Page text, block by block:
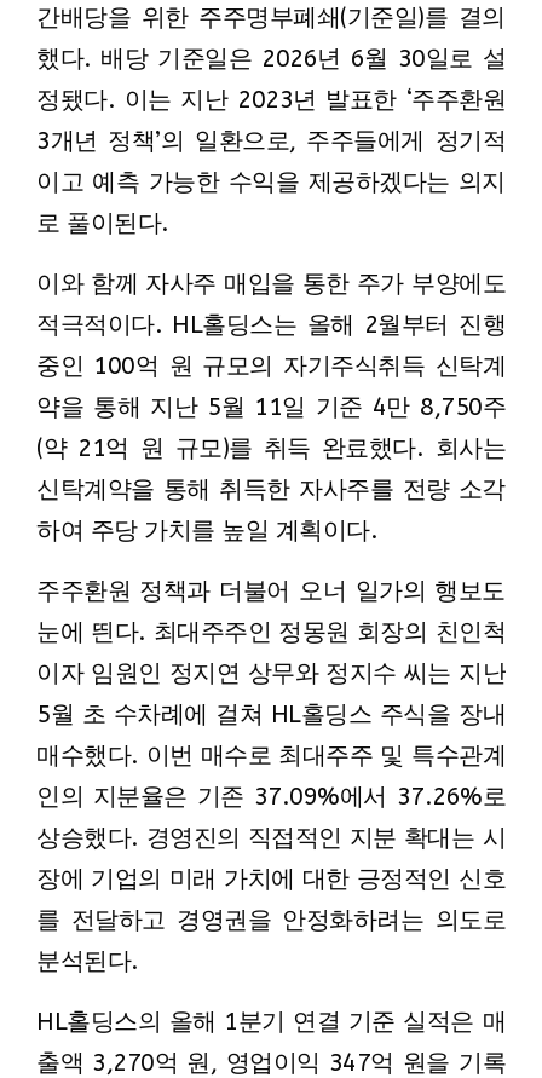
간배당을 위한 주주명부폐쇄(기준일)를 결의
했다. 배당 기준일은 2026년 6월 30일로 설
정됐다. 이는 지난 2023년 발표한 ‘주주환원
3개년 정책’의 일환으로, 주주들에게 정기적
이고 예측 가능한 수익을 제공하겠다는 의지
로 풀이된다.
이와 함께 자사주 매입을 통한 주가 부양에도
적극적이다. HL홀딩스는 올해 2월부터 진행
중인 100억 원 규모의 자기주식취득 신탁계
약을 통해 지난 5월 11일 기준 4만 8,750주
(약 21억 원 규모)를 취득 완료했다. 회사는
신탁계약을 통해 취득한 자사주를 전량 소각
하여 주당 가치를 높일 계획이다.
주주환원 정책과 더불어 오너 일가의 행보도
눈에 띈다. 최대주주인 정몽원 회장의 친인척
이자 임원인 정지연 상무와 정지수 씨는 지난
5월 초 수차례에 걸쳐 HL홀딩스 주식을 장내
매수했다. 이번 매수로 최대주주 및 특수관계
인의 지분율은 기존 37.09%에서 37.26%로
상승했다. 경영진의 직접적인 지분 확대는 시
장에 기업의 미래 가치에 대한 긍정적인 신호
를 전달하고 경영권을 안정화하려는 의도로
분석된다.
HL홀딩스의 올해 1분기 연결 기준 실적은 매
출액 3,270억 원, 영업이익 347억 원을 기록